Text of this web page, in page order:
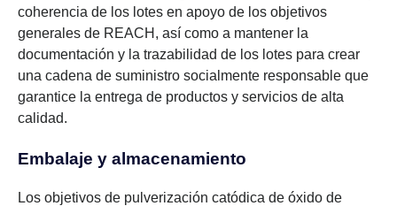
coherencia de los lotes en apoyo de los objetivos
generales de REACH, así como a mantener la
documentación y la trazabilidad de los lotes para crear
una cadena de suministro socialmente responsable que
garantice la entrega de productos y servicios de alta
calidad.
Embalaje y almacenamiento
Los objetivos de pulverización catódica de óxido de